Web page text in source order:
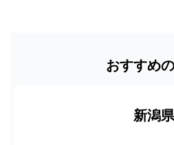
おすすめ
新潟県